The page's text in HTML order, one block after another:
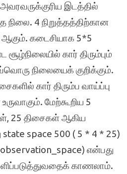
இடத்தில்
நிலை. 4 நிறுத்தத்திற்கான
கடைசியாக 5*5
கார் திரும்பும்
நிலையைக் குறிக்கும்.
கார் திரும்ப வாய்ப்பு
மேற்கூறிய 5
25 திசைகள் ஆகிய
space 500 ( 5 * 4 * 25)
என்பது
காணலாம்.